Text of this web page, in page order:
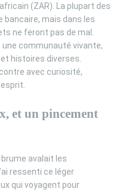
(ZAR). La plupart des
bancaire, mais dans les
ne feront pas de mal.
une communauté vivante,
histoires diverses.
avec curiosité,
et un pincement
avalait les
ressenti ce léger
qui voyagent pour